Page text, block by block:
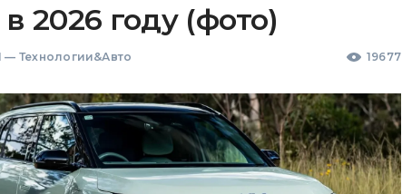
2026 году (фото)
— Технологии&Авто 19677